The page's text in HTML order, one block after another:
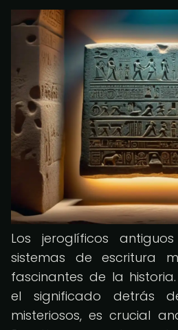
Los jeroglíficos
sistemas de escritura
fascinantes de la
el significado detrás
misteriosos, es crucial